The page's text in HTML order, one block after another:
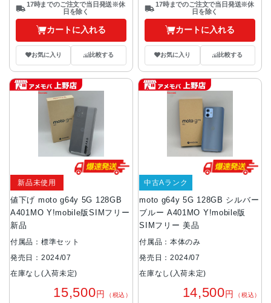
17時までのご注文で当日発送※休
日を除く
カートに入れる
お気に入り 比較する
17時までのご注文で当日発送※休
日を除く
カートに入れる
お気に入り 比較する
値下げ moto g64y 5G 128GB
A401MO Y!mobile版SIMフリー
新品
新品未使用
付属品：標準セット
発売日：2024/07
在庫なし(入荷未定)
15,500円 （税込）
moto g64y 5G 128GB シルバー
ブルー A401MO Y!mobile版
SIMフリー 美品
中古Aランク
付属品：本体のみ
発売日：2024/07
在庫なし(入荷未定)
14,500円 （税込）